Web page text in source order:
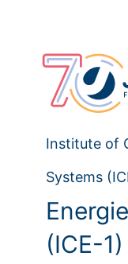
Institute of
Systems
(ICE-1)